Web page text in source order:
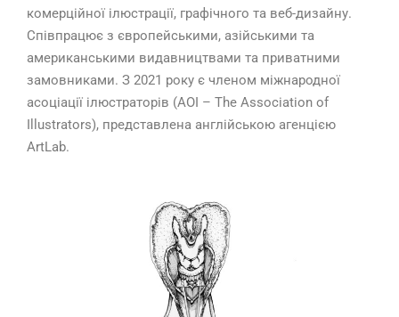
комерційної ілюстрації, графічного та веб-дизайну.
Співпрацює з європейськими, азійськими та
американськими видавництвами та приватними
замовниками. З 2021 року є членом міжнародної
асоціації ілюстраторів (AOI – The Association of
Illustrators), представлена англійською агенцією
ArtLab.